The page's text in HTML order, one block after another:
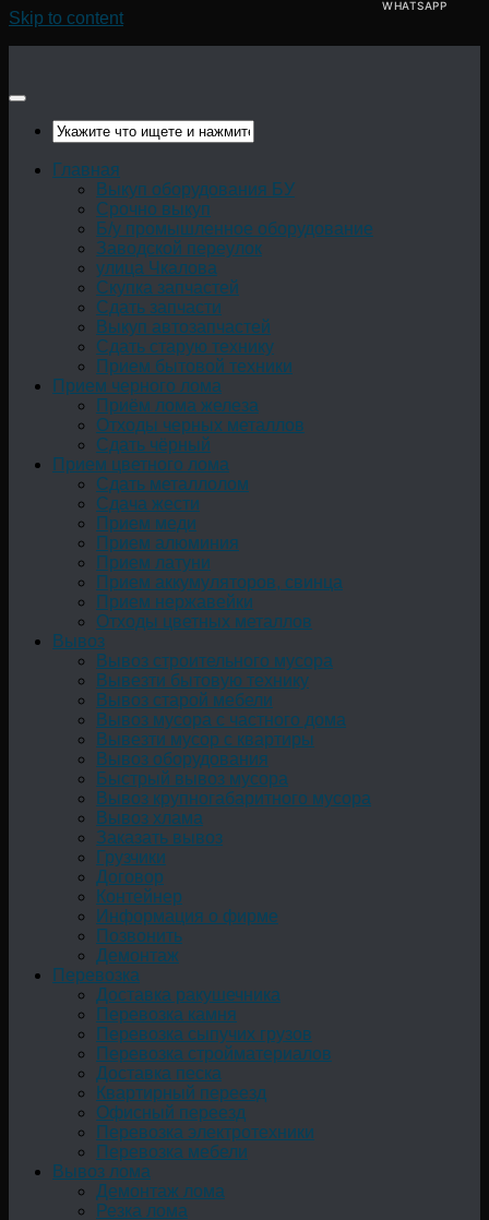
Skip to content
Главная
Выкуп оборудования БУ
Срочно выкуп
Б/у промышленное оборудование
Заводской переулок
улица Чкалова
Скупка запчастей
Сдать запчасти
Выкуп автозапчастей
Сдать старую технику
Прием бытовой техники
Прием черного лома
Приём лома железа
Отходы черных металлов
Сдать чёрный
Прием цветного лома
Сдать металлолом
Сдача жести
Прием меди
Прием алюминия
Прием латуни
Прием аккумуляторов, свинца
Прием нержавейки
Отходы цветных металлов
Вывоз
Вывоз строительного мусора
Вывезти бытовую технику
Вывоз старой мебели
Вывоз мусора с частного дома
Вывезти мусор с квартиры
Вывоз оборудования
Быстрый вывоз мусора
Вывоз крупногабаритного мусора
Вывоз хлама
Заказать вывоз
Грузчики
Договор
Контейнер
Информация о фирме
Позвонить
Демонтаж
Перевозка
Доставка ракушечника
Перевозка камня
Перевозка сыпучих грузов
Перевозка стройматериалов
Доставка песка
Квартирный переезд
Офисный переезд
Перевозка электротехники
Перевозка мебели
Вывоз лома
Демонтаж лома
Резка лома
WHATSAPP